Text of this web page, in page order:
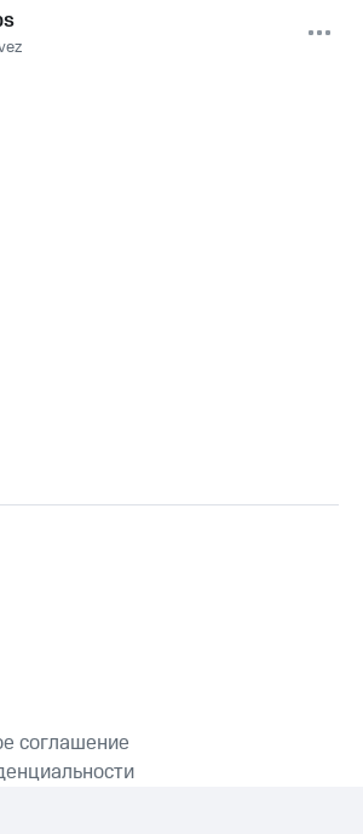
соглашение